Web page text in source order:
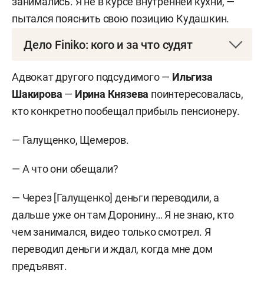
пытался пояснить свою позицию Кудашкин.
Дело Finiko: кого и за что судят
сооснователь пирамиды
«правая рука» Андрей Галущенко
, вице-
президенты пирамиды
Ильгиз Шакиров
Дина
Габдуллина(Ахметзянова
Зыгмунта Зыгмунтовича Екатерина Казачкова
«звезды» Finiko
Екатерина Бозоева , Алена
Ларионова
Анна Серикова(
). В
зависимости от роли каждого им предъявлены
обвинения по ч. 1, 2 ст. 210 УК РФ («Организация
преступного сообщества и участие в нем»), ч. 4
Адвокат другого подсудимого — Ильгиза
Шакирова — Ирина Князева поинтересовалась,
кто конкретно пообещал прибыль пенсионеру.
— Галущенко, Щемеров.
— А что они обещали?
— Через [Галущенко] деньги переводили, а
дальше уже он там Доронину… Я не знаю, кто
чем занимался, видео только смотрел. Я
переводил деньги и ждал, когда мне дом
предъявят.